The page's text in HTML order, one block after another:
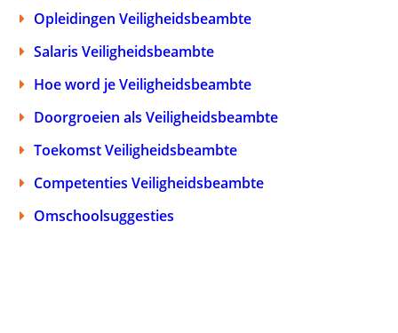
Opleidingen Veiligheidsbeambte
Salaris Veiligheidsbeambte
Hoe word je Veiligheidsbeambte
Doorgroeien als Veiligheidsbeambte
Toekomst Veiligheidsbeambte
Competenties Veiligheidsbeambte
Omschoolsuggesties